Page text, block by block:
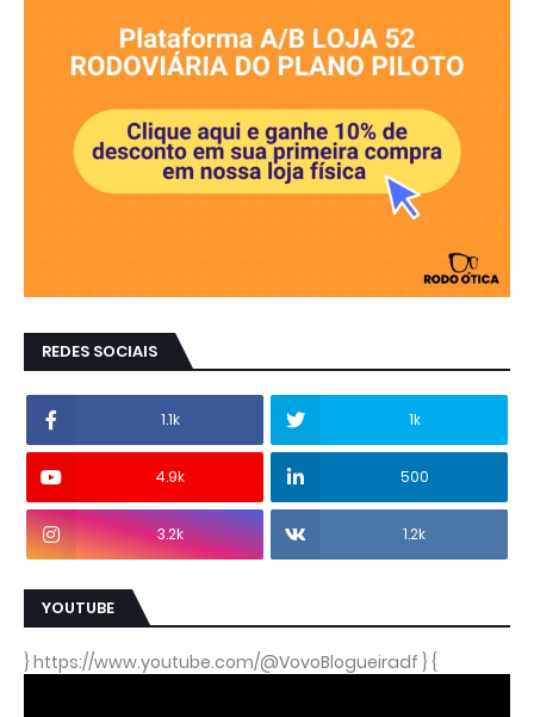
REDES SOCIAIS
1.1k 1k
4.9k 500
3.2k 1.2k
YOUTUBE
} https://www.youtube.com/@VovoBlogueiradf } {